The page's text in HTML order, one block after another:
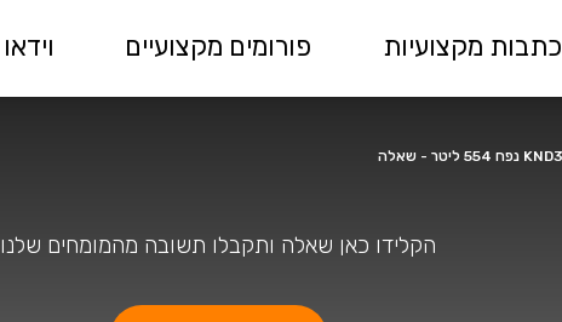
כתבות מקצועיות פורומים מקצועיים וידאו
הקלידו כאן שאלה ותקבלו תשובה מהמומחים שלנו